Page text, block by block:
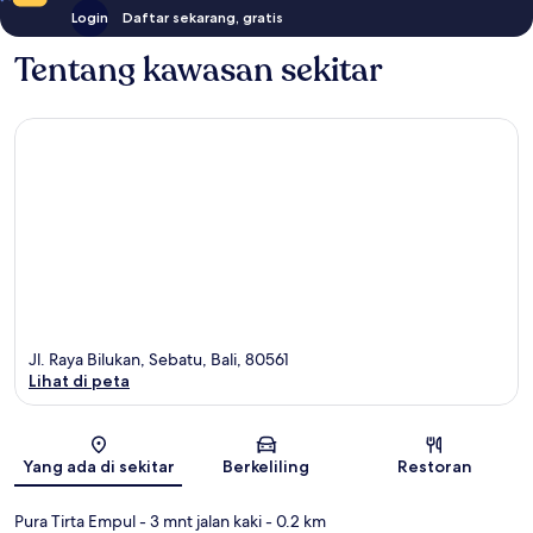
Login Daftar sekarang, gratis
Tentang kawasan sekitar
Peta
Jl. Raya Bilukan, Sebatu, Bali, 80561
Lihat di peta
Yang ada di sekitar Berkeliling Restoran
Pura Tirta Empul- 3 mnt jalan kaki- 0.2 km